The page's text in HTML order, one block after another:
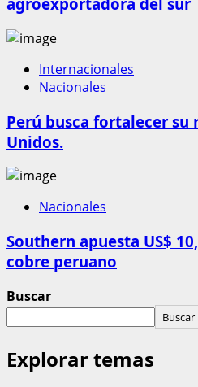
Internacionales
Nacionales
Perú busca fortalecer su
Unidos.
Nacionales
Southern apuesta US$
cobre peruano
Buscar
Buscar
Explorar temas